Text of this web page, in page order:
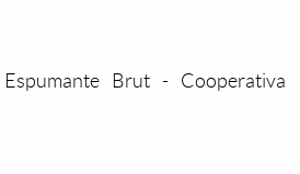
Brut - Cooperativa